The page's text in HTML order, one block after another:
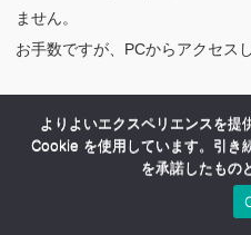
ません。
お手数ですが、PCからアクセス
よりよいエクスペリエンスを提
Cookie を使用しています。引き
を承諾したもの